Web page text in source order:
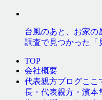
台風のあと、お家の
調査で見つかった「
TOP
会社概要
代表親方ブログここ
長・代表親方・濱本